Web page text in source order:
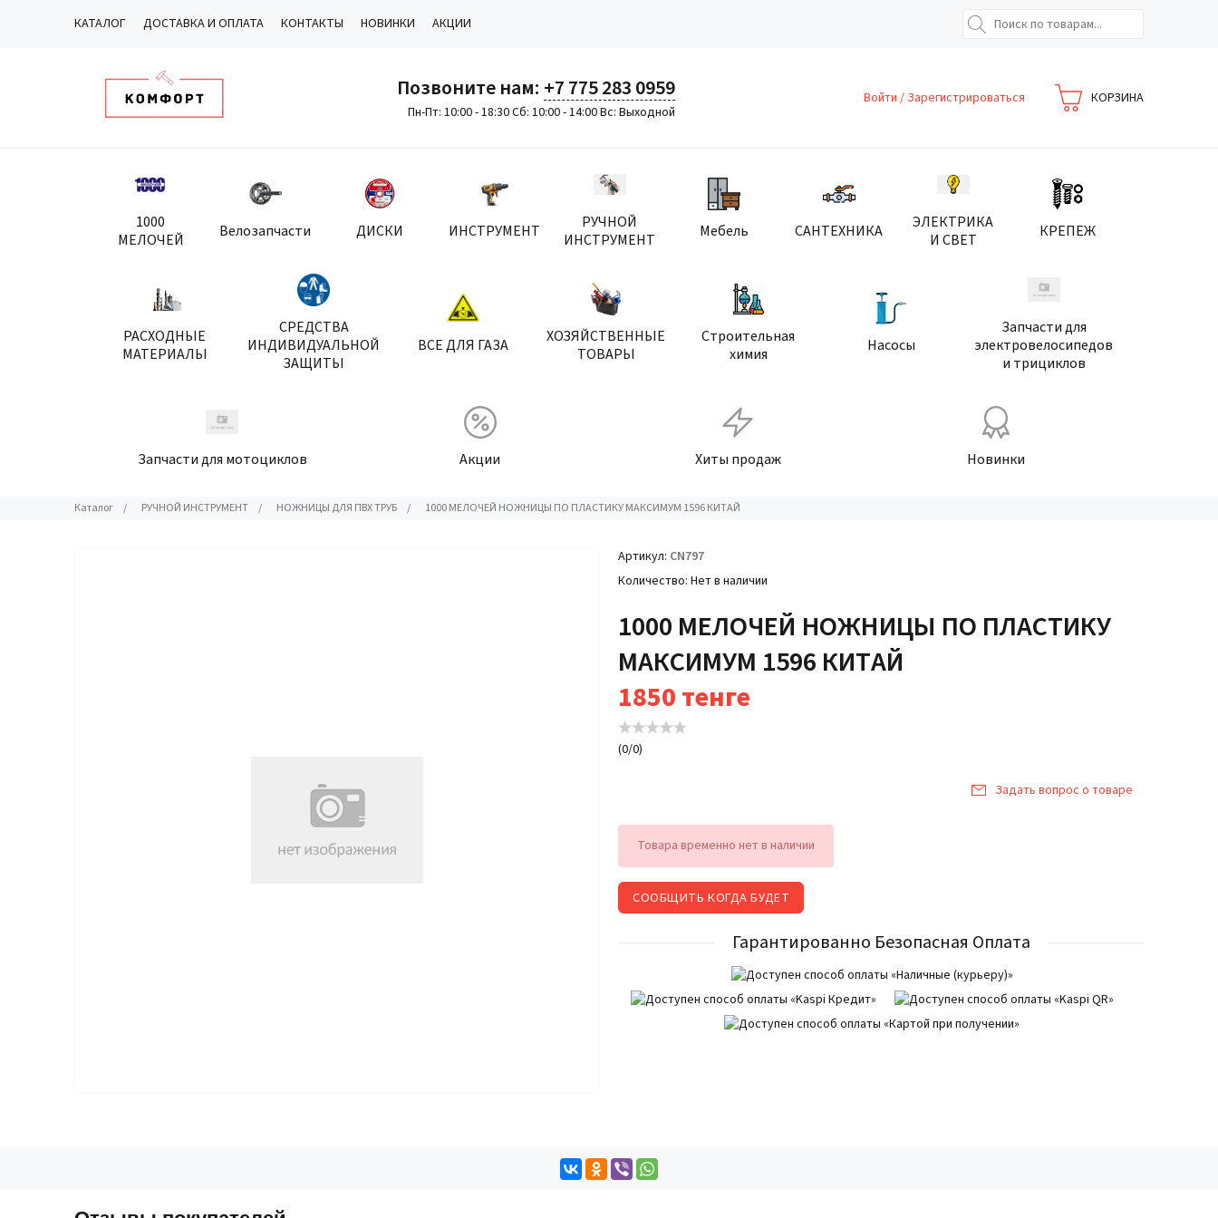
КАТАЛОГ ДОСТАВКА И ОПЛАТА КОНТАКТЫ НОВИНКИ АКЦИИ
Позвоните нам: +7 775 283 0959
Пн-Пт: 10:00 - 18:30 Сб: 10:00 - 14:00 Вс: Выходной
Войти / Зарегистрироваться КОРЗИНА
1000
МЕЛОЧЕЙ
Велозапчасти ДИСКИ ИНСТРУМЕНТ
РУЧНОЙ
ИНСТРУМЕНТ
Мебель САНТЕХНИКА
ЭЛЕКТРИКА
И СВЕТ
КРЕПЕЖ
РАСХОДНЫЕ
МАТЕРИАЛЫ
СРЕДСТВА
ИНДИВИДУАЛЬНОЙ
ЗАЩИТЫ
ВСЕ ДЛЯ ГАЗА
ХОЗЯЙСТВЕННЫЕ
ТОВАРЫ
Строительная
химия
Насосы
Запчасти для
электровелосипедов
и трициклов
Запчасти для мотоциклов Акции Хиты продаж Новинки
Каталог / РУЧНОЙ ИНСТРУМЕНТ / НОЖНИЦЫ ДЛЯ ПВХ ТРУБ / 1000 МЕЛОЧЕЙ НОЖНИЦЫ ПО ПЛАСТИКУ МАКСИМУМ 1596 КИТАЙ
Артикул CN797
Количество Нет в наличии
1000 МЕЛОЧЕЙ НОЖНИЦЫ ПО ПЛАСТИКУ
МАКСИМУМ 1596 КИТАЙ
1850тенге
(0/0)
Задать вопрос о товаре
Товара временно нет в наличии
СООБЩИТЬ КОГДА БУДЕТ
Гарантированно Безопасная Оплата